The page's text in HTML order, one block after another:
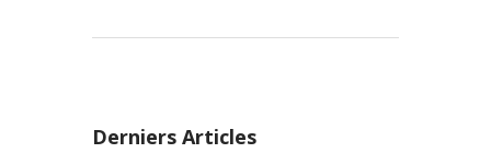
Derniers Articles